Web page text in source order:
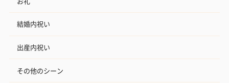
結婚内祝い
出産内祝い
その他のシーン